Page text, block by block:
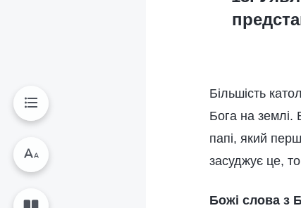
Більшість
Бога на землі.
папі, який
засуджує це,
Божі слова з